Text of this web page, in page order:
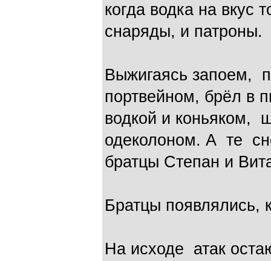
когда водка на вкус
снаряды, и патроны.
Выжигаясь запоем,
портвейном, брёл в
водкой и коньяком,
одеколоном. А те
братцы Степан и
Братцы появлялись,
На исходе атак